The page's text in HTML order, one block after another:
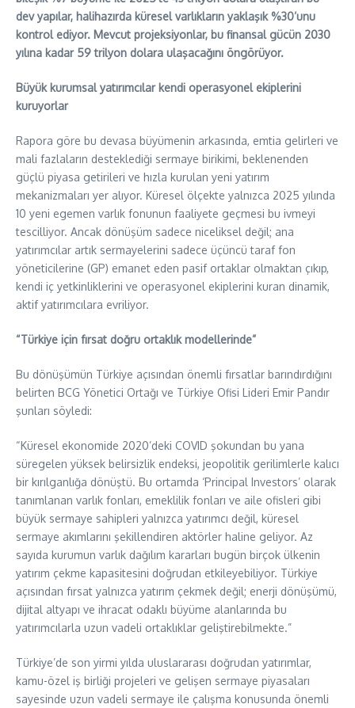
dev yapılar, halihazırda küresel varlıkların yaklaşık %30’unu
kontrol ediyor. Mevcut projeksiyonlar, bu finansal gücün 2030
yılına kadar 59 trilyon dolara ulaşacağını öngörüyor.
Büyük kurumsal yatırımcılar kendi operasyonel ekiplerini
kuruyorlar
Rapora göre bu devasa büyümenin arkasında, emtia gelirleri ve
mali fazlaların desteklediği sermaye birikimi, beklenenden
güçlü piyasa getirileri ve hızla kurulan yeni yatırım
mekanizmaları yer alıyor. Küresel ölçekte yalnızca 2025 yılında
10 yeni egemen varlık fonunun faaliyete geçmesi bu ivmeyi
tescilliyor. Ancak dönüşüm sadece niceliksel değil; ana
yatırımcılar artık sermayelerini sadece üçüncü taraf fon
yöneticilerine (GP) emanet eden pasif ortaklar olmaktan çıkıp,
kendi iç yetkinliklerini ve operasyonel ekiplerini kuran dinamik,
aktif yatırımcılara evriliyor.
“Türkiye için fırsat doğru ortaklık modellerinde”
Bu dönüşümün Türkiye açısından önemli fırsatlar barındırdığını
belirten BCG Yönetici Ortağı ve Türkiye Ofisi Lideri Emir Pandır
şunları söyledi:
“Küresel ekonomide 2020’deki COVID şokundan bu yana
süregelen yüksek belirsizlik endeksi, jeopolitik gerilimlerle kalıcı
bir kırılganlığa dönüştü. Bu ortamda ‘Principal Investors’ olarak
tanımlanan varlık fonları, emeklilik fonları ve aile ofisleri gibi
büyük sermaye sahipleri yalnızca yatırımcı değil, küresel
sermaye akımlarını şekillendiren aktörler haline geliyor. Az
sayıda kurumun varlık dağılım kararları bugün birçok ülkenin
yatırım çekme kapasitesini doğrudan etkileyebiliyor. Türkiye
açısından fırsat yalnızca yatırım çekmek değil; enerji dönüşümü,
dijital altyapı ve ihracat odaklı büyüme alanlarında bu
yatırımcılarla uzun vadeli ortaklıklar geliştirebilmekte.”
Türkiye’de son yirmi yılda uluslararası doğrudan yatırımlar,
kamu-özel iş birliği projeleri ve gelişen sermaye piyasaları
sayesinde uzun vadeli sermaye ile çalışma konusunda önemli